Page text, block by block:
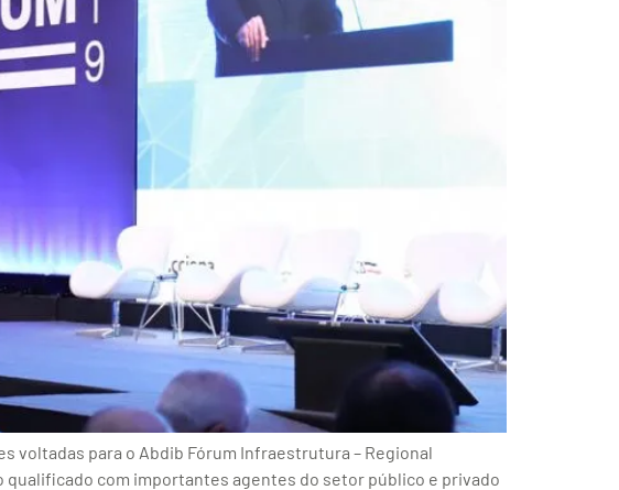
voltadas para o Abdib Fórum Infraestrutura – Regional
qualificado com importantes agentes do setor público e privado